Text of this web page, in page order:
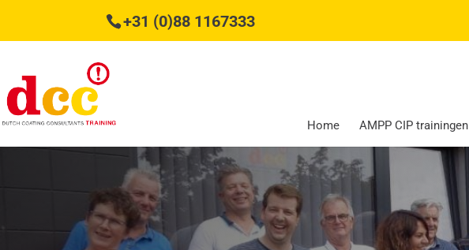
+31 (0)88 1167333
Home AMPP CIP trainingen